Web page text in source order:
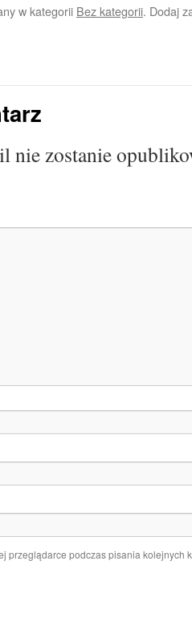
w kategorii Bez kategorii. Dodaj
nie zostanie
przeglądarce podczas pisania kolejnych